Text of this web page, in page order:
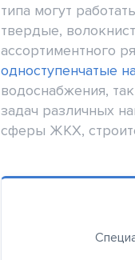
типа могут
твердые,
ассортиментного
одноступенчатые
водоснабжения,
задач различных
сферы ЖКХ,